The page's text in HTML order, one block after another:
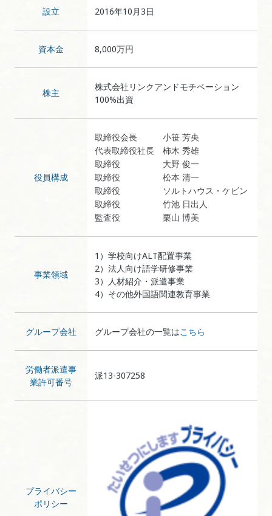
設立 2016年10月3日
資本金 8,000万円
株主
株式会社リンクアンドモチベーション
100%出資
役員構成
取締役会長
小笹 芳央
代表取締役社長
柿木 秀雄
取締役
大野 俊一
取締役
松本 清一
取締役
ソルトハウス・ケビン
取締役
竹池 日出人
監査役
栗山 博美
事業領域
1）学校向けALT配置事業
2）法人向け語学研修事業
3）人材紹介・派遣事業
4）その他外国語関連教育事業
グループ会社 グループ会社の一覧はこちら
労働者派遣事
業許可番号
派13-307258
プライバシー
ポリシー